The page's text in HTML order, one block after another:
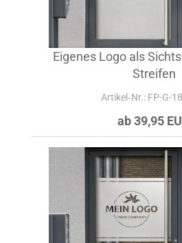
Eigenes Logo als
Streifen
Artikel‑Nr.: FP-G-
ab 39,95